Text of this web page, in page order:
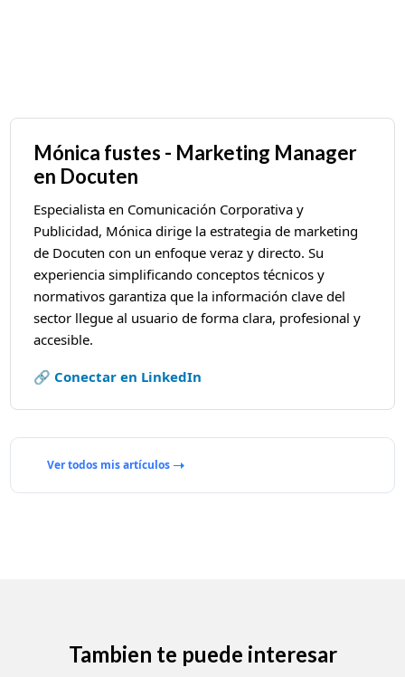
Mónica fustes - Marketing Manager
en Docuten
Especialista en Comunicación Corporativa y
Publicidad, Mónica dirige la estrategia de marketing
de Docuten con un enfoque veraz y directo. Su
experiencia simplificando conceptos técnicos y
normativos garantiza que la información clave del
sector llegue al usuario de forma clara, profesional y
accesible.
🔗 Conectar en LinkedIn
Ver todos mis artículos
Tambien te puede interesar